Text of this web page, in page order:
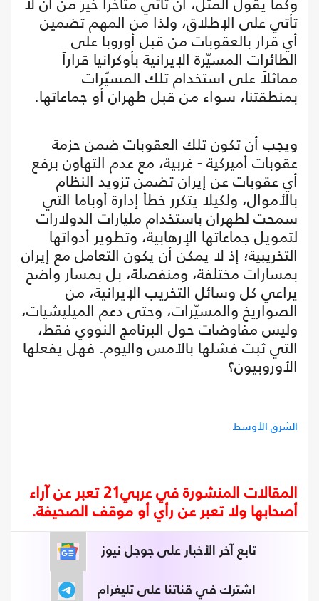
تأتي على الإطلاق، ولذا من المهم تضمين
أي قرار بالعقوبات من قبل أوروبا على
الطائرات المسيّرة الإيرانية بأوكرانيا قراراً
مماثلاً على استخدام تلك المسيّرات
بمنطقتنا، سواء من قبل طهران أو جماعاتها.
ويجب أن تكون تلك العقوبات ضمن حزمة
عقوبات أميركية - غربية، مع عدم التهاون برفع
أي عقوبات عن إيران تضمن تزويد النظام
بالأموال، ولكيلا يتكرر خطأ إدارة أوباما التي
سمحت لطهران باستخدام مليارات الدولارات
لتمويل جماعاتها الإرهابية، وتطوير أدواتها
التخريبية؛ إذ لا يمكن أن يكون التعامل مع إيران
بمسارات مختلفة، ومنفصلة، بل بمسار واضح
يراعي كل وسائل التخريب الإيرانية، من
الصواريخ والمسيّرات، وحتى دعم الميليشيات،
وليس مفاوضات حول البرنامج النووي فقط،
التي ثبت فشلها بالأمس واليوم. فهل يفعلها
الأوروبيون؟
الشرق الأوسط
المقالات المنشورة في عربي21 تعبر عن آراء
أصحابها ولا تعبر عن رأي أو موقف الصحيفة.
تابع آخر الأخبار على جوجل نيوز
اشترك في قناتنا على تليغرام